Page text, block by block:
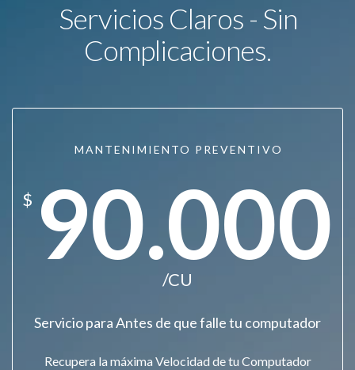
Servicios Claros - Sin
Complicaciones.
MANTENIMIENTO PREVENTIVO
$ 90.000
/CU
Servicio para Antes de que falle tu computador
Recupera la máxima Velocidad de tu Computador